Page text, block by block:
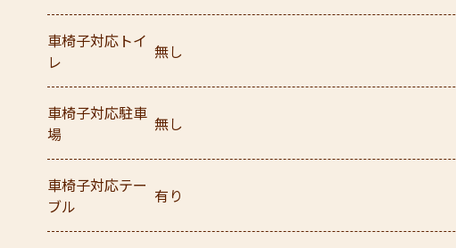
車椅子対応トイ
レ
無し
車椅子対応駐車
場
無し
車椅子対応テー
ブル
有り